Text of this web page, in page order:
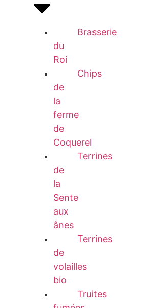
Brasserie
du
Roi
Chips
de
la
ferme
de
Coquerel
Terrines
de
la
Sente
aux
ânes
Terrines
de
volailles
bio
Truites